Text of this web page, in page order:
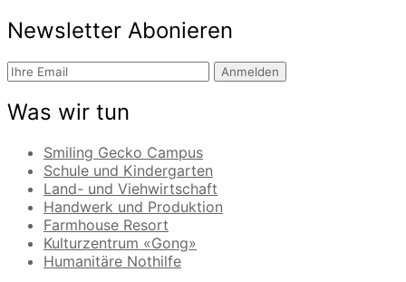
Newsletter Abonieren
Anmelden
Was wir tun
Smiling Gecko Campus
Schule und Kindergarten
Land- und Viehwirtschaft
Handwerk und Produktion
Farmhouse Resort
Kulturzentrum «Gong»
Humanitäre Nothilfe